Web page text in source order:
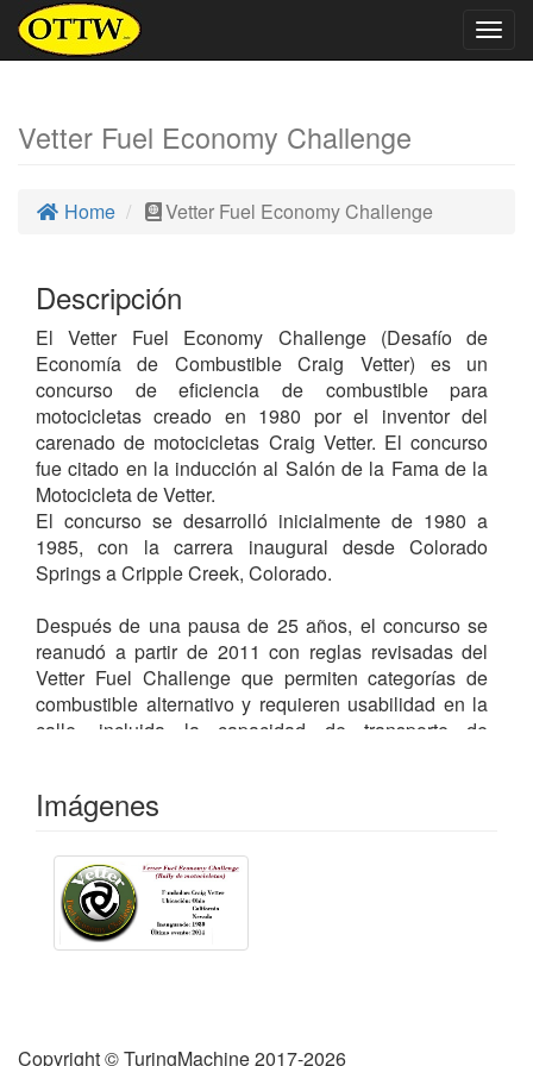
Vetter Fuel Economy Challenge
Home Vetter Fuel Economy Challenge
Descripción
El Vetter Fuel Economy Challenge (Desafío de
Economía de Combustible Craig Vetter) es un
concurso de eficiencia de combustible para
motocicletas creado en 1980 por el inventor del
carenado de motocicletas Craig Vetter. El concurso
fue citado en la inducción al Salón de la Fama de la
Motocicleta de Vetter.
El concurso se desarrolló inicialmente de 1980 a
1985, con la carrera inaugural desde Colorado
Springs a Cripple Creek, Colorado.
Después de una pausa de 25 años, el concurso se
reanudó a partir de 2011 con reglas revisadas del
Vetter Fuel Challenge que permiten categorías de
combustible alternativo y requieren usabilidad en la
calle, incluida la capacidad de transporte de
eléctricas como la ZERO, donde las limitaciones de
largos ciclos de recarga en puntos eléctricos públicos
marca los viajes y requiere una planificación
cuidadosa del viaje.
Imágenes
Copyright © TuringMachine 2017-2026